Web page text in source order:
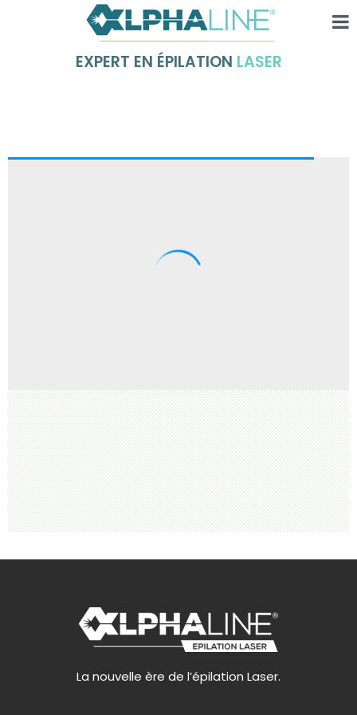
EXPERT EN ÉPILATION LASER
La nouvelle ère de l’épilation Laser.